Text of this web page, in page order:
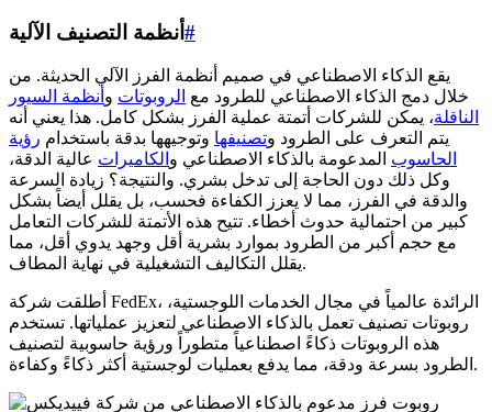
أنظمة التصنيف الآلية #
يقع الذكاء الاصطناعي في صميم أنظمة الفرز الآلي الحديثة. من
خلال دمج الذكاء الاصطناعي للطرود مع الروبوتات و أنظمة السيور
الناقلة، يمكن للشركات أتمتة عملية الفرز بشكل كامل. هذا يعني أنه
يتم التعرف على الطرود وتصنيفها وتوجيهها بدقة باستخدام رؤية
الحاسوب المدعومة بالذكاء الاصطناعي و الكاميرات عالية الدقة،
وكل ذلك دون الحاجة إلى تدخل بشري. والنتيجة؟ زيادة السرعة
والدقة في الفرز، مما لا يعزز الكفاءة فحسب، بل يقلل أيضاً بشكل
كبير من احتمالية حدوث أخطاء. تتيح هذه الأتمتة للشركات التعامل
مع حجم أكبر من الطرود بموارد بشرية أقل وجهد يدوي أقل، مما
يقلل التكاليف التشغيلية في نهاية المطاف.
أطلقت شركة FedEx، الرائدة عالمياً في مجال الخدمات اللوجستية،
روبوتات تصنيف تعمل بالذكاء الاصطناعي لتعزيز عملياتها. تستخدم
هذه الروبوتات ذكاءً اصطناعياً متطوراً ورؤية حاسوبية لتصنيف
الطرود بسرعة ودقة، مما يدفع بعمليات لوجستية أكثر ذكاءً وكفاءة.